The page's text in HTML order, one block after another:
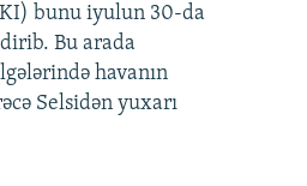
bunu iyulun 30-da
Bu arada
havanın
Selsidən yuxarı